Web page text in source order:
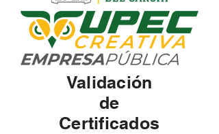
Validación
de
Certificados